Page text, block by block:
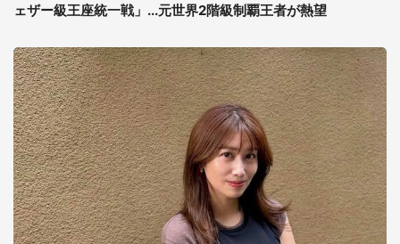
ェザー級王座統一戦」...元世界2階級制覇王者が熱望